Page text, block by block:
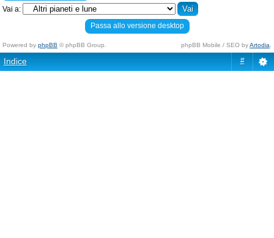
Vai a:
Passa allo versione desktop
Powered by phpBB © phpBB Group. phpBB Mobile / SEO byArtodia
Indice #